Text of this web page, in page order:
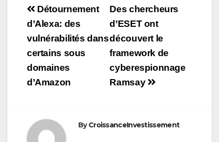
Navigation
de
l’article
Des chercheurs
d’ESET ont
découvert le
framework de
cyberespionnage
Ramsay
Détournement
d’Alexa: des
vulnérabilités dans
certains sous
domaines
d’Amazon
ByCroissanceInvestissement